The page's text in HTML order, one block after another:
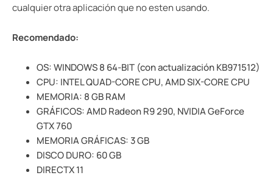
cualquier otra aplicación que no esten usando.
Recomendado:
OS: WINDOWS 8 64-BIT (con actualización KB971512)
CPU: INTEL QUAD-CORE CPU, AMD SIX-CORE CPU
MEMORIA: 8 GB RAM
GRÁFICOS: AMD Radeon R9 290, NVIDIA GeForce
GTX 760
MEMORIA GRÁFICAS: 3 GB
DISCO DURO: 60 GB
DIRECTX 11